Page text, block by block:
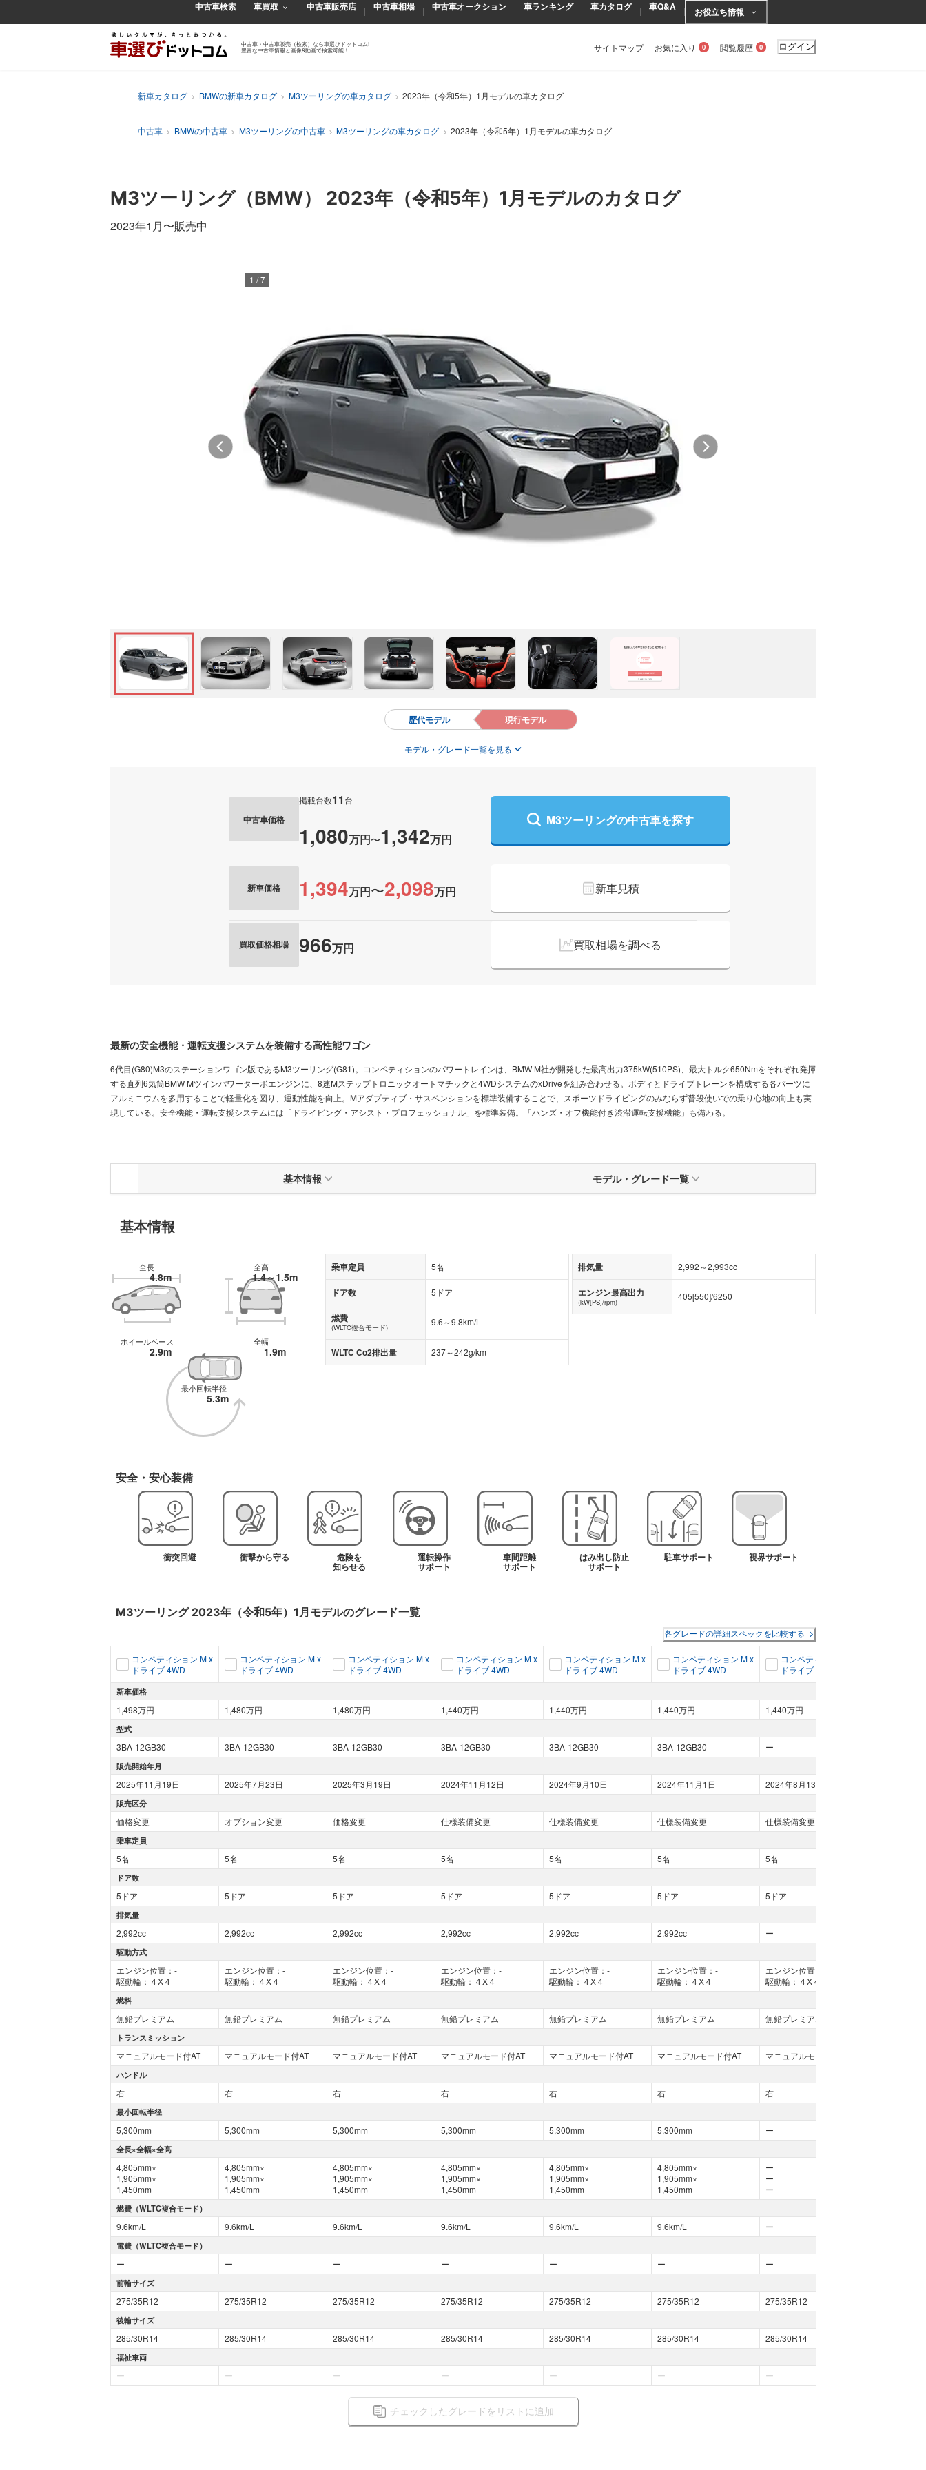
中古車検索 車買取 中古車販売店 中古車相場 中古車オークション 車ランキング 車カタログ 車Q&A お役立ち情報
中古車・中古車販売（検索）なら車選びドットコム!
豊富な中古車情報と画像&動画で検索可能！
サイトマップ お気に入り 0 閲覧履歴 0 ログイン
新車カタログ BMWの新車カタログ M3ツーリングの車カタログ 2023年（令和5年）1月モデルの車カタログ
中古車 BMWの中古車 M3ツーリングの中古車 M3ツーリングの車カタログ 2023年（令和5年）1月モデルの車カタログ
M3ツーリング（BMW） 2023年（令和5年）1月 モデルのカタログ
2023年1月〜販売中
1 /7
歴代モデル 現行モデル
モデル・グレード一覧を見る
中古車価格
掲載台数11 台
1,080万円〜1,342万円
M3ツーリングの中古車を探す
新車価格 1,394万円〜2,098万円 新車見積
買取価格相場 966万円 買取相場を調べる
最新の安全機能・運転支援システムを装備する高性能ワゴン
6代目(G80)M3のステーションワゴン版であるM3ツーリング(G81)。コンペティションのパワートレインは、BMW M社が開発した最高出力375kW(510PS)、最大トルク650Nmをそれぞれ発揮
する直列6気筒BMW Mツインパワーターボエンジンに、8速Mステップトロニックオートマチックと4WDシステムのxDriveを組み合わせる。ボディとドライブトレーンを構成する各パーツに
アルミニウムを多用することで軽量化を図り、運動性能を向上。Mアダプティブ・サスペンションを標準装備することで、スポーツドライビングのみならず普段使いでの乗り心地の向上も実
現している。安全機能・運転支援システムには「ドライビング・アシスト・プロフェッショナル」を標準装備。「ハンズ・オフ機能付き渋滞運転支援機能」も備わる。
基本情報 モデル・ グレード一覧
基本情報
全長
4.8m
全高
1.4～1.5m
全幅
1.9m
ホイールベース
2.9m
最小回転半径
5.3m
乗車定員 5名
ドア数 5ドア
燃費
(WLTC複合モード) 9.6～9.8km/L
WLTC Co2排出量 237～242g/km
排気量 2,992～2,993cc
エンジン最高出力
(kW[PS]/rpm) 405[550]/6250
安全・安心装備
衝突回避 衝撃から守る 危険を
知らせる
運転操作
サポート
車間距離
サポート
はみ出し防止
サポート
駐車サポート 視界サポート
M3ツーリング 2023年（令和5年）1月 モデルのグレード一覧
各グレードの詳細スペックを比較する
コンペティション M x
ドライブ 4WD
コンペティション M x
ドライブ 4WD
コンペティション M x
ドライブ 4WD
コンペティション M x
ドライブ 4WD
コンペティション M x
ドライブ 4WD
コンペティション M x
ドライブ 4WD
コンペティション M x
ドライブ 4WD
新車価格
1,498万円 1,480万円 1,480万円 1,440万円 1,440万円 1,440万円 1,440万円
型式
3BA-12GB30 3BA-12GB30 3BA-12GB30 3BA-12GB30 3BA-12GB30 3BA-12GB30 ー
販売開始年月
2025年11月19日 2025年7月23日 2025年3月19日 2024年11月12日 2024年9月10日 2024年11月1日 2024年8月13日
販売区分
価格変更 オプション変更 価格変更 仕様装備変更 仕様装備変更 仕様装備変更 仕様装備変更
乗車定員
5名 5名 5名 5名 5名 5名 5名
ドア数
5ドア 5ドア 5ドア 5ドア 5ドア 5ドア 5ドア
排気量
2,992cc 2,992cc 2,992cc 2,992cc 2,992cc 2,992cc ー
駆動方式
エンジン位置：-
駆動輪：４X４
エンジン位置：-
駆動輪：４X４
エンジン位置：-
駆動輪：４X４
エンジン位置：-
駆動輪：４X４
エンジン位置：-
駆動輪：４X４
エンジン位置：-
駆動輪：４X４
エンジン位置：-
駆動輪：４X４
燃料
無鉛プレミアム 無鉛プレミアム 無鉛プレミアム 無鉛プレミアム 無鉛プレミアム 無鉛プレミアム 無鉛プレミアム
トランスミッション
マニュアルモード付AT マニュアルモード付AT マニュアルモード付AT マニュアルモード付AT マニュアルモード付AT マニュアルモード付AT マニュアルモード付AT
ハンドル
右 右 右 右 右 右 右
最小回転半径
5,300mm 5,300mm 5,300mm 5,300mm 5,300mm 5,300mm ー
全長×全幅×全高
4,805mm×
1,905mm×
1,450mm
4,805mm×
1,905mm×
1,450mm
4,805mm×
1,905mm×
1,450mm
4,805mm×
1,905mm×
1,450mm
4,805mm×
1,905mm×
1,450mm
4,805mm×
1,905mm×
1,450mm
ー
ー
ー
燃費（WLTC複合モード）
9.6km/L 9.6km/L 9.6km/L 9.6km/L 9.6km/L 9.6km/L ー
電費（WLTC複合モード）
ー ー ー ー ー ー ー
前輪サイズ
275/35R12 275/35R12 275/35R12 275/35R12 275/35R12 275/35R12 275/35R12
後輪サイズ
285/30R14 285/30R14 285/30R14 285/30R14 285/30R14 285/30R14 285/30R14
福祉車両
ー ー ー ー ー ー ー
チェックしたグレードをリストに追加